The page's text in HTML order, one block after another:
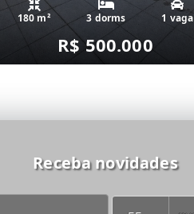
180 m² 3 dorms 1 vaga
R$ 500.000
Receba novidades